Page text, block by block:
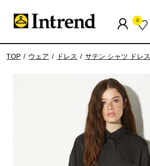
0
TOP ウェア ドレス サテン シャツ ドレス